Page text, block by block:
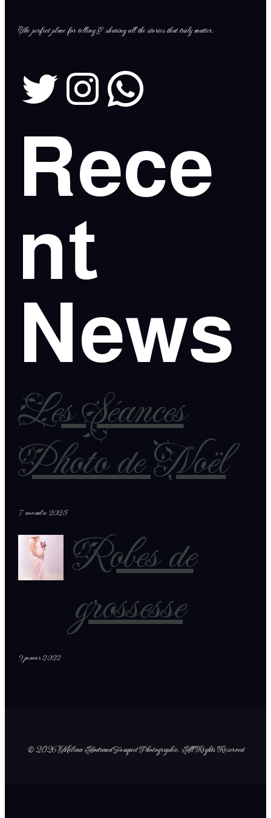
The perfect place for telling & sharing all the stories that truly matter.
Rece
nt
News
Les Séances
Photo de Noël
7 novembre 2025
Robes de
grossesse
9 janvier 2022
© 2026 Mélina Andraud Fouquet Photographie. All Rights Reserved